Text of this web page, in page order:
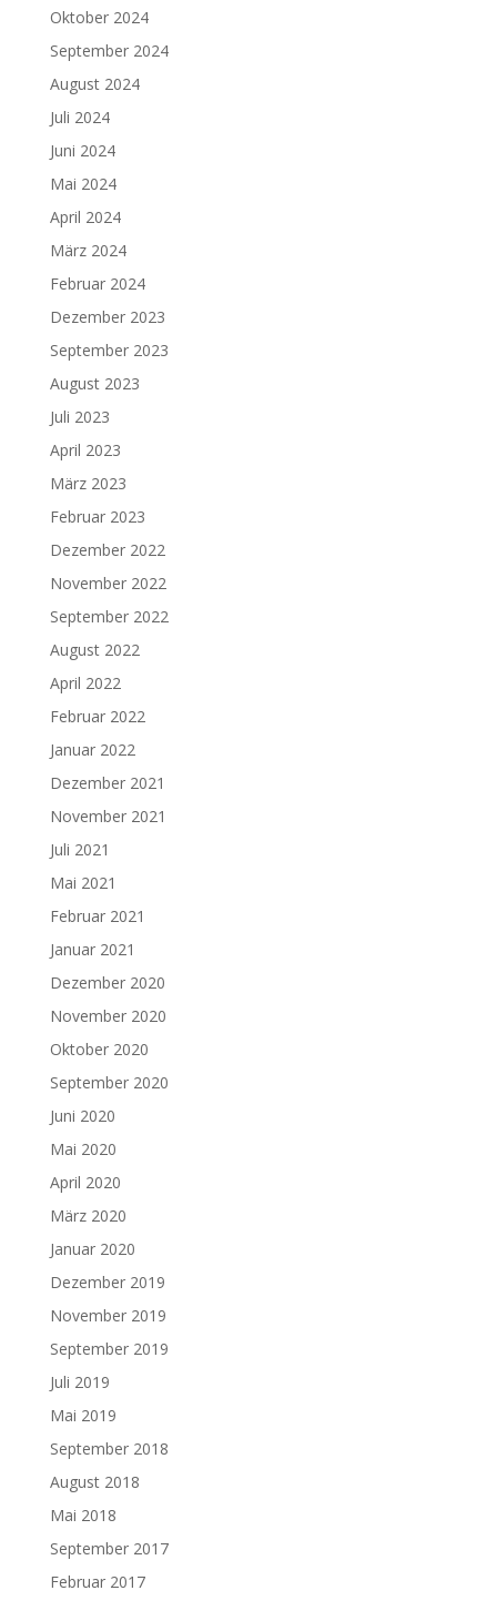
Oktober 2024
September 2024
August 2024
Juli 2024
Juni 2024
Mai 2024
April 2024
März 2024
Februar 2024
Dezember 2023
September 2023
August 2023
Juli 2023
April 2023
März 2023
Februar 2023
Dezember 2022
November 2022
September 2022
August 2022
April 2022
Februar 2022
Januar 2022
Dezember 2021
November 2021
Juli 2021
Mai 2021
Februar 2021
Januar 2021
Dezember 2020
November 2020
Oktober 2020
September 2020
Juni 2020
Mai 2020
April 2020
März 2020
Januar 2020
Dezember 2019
November 2019
September 2019
Juli 2019
Mai 2019
September 2018
August 2018
Mai 2018
September 2017
Februar 2017